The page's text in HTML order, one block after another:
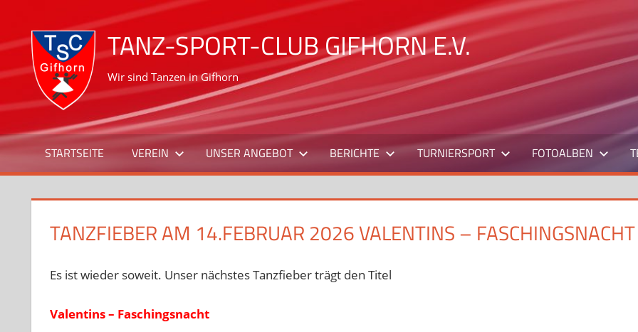
springen
TANZ-SPORT-CLUB GIFHORN E.V.
Wir sind Tanzen in Gifhorn
STARTSEITE VEREIN UNSER ANGEBOT BERICHTE TURNIERSPORT FOTOALBEN
TANZFIEBER AM 14.FEBRUAR 2026 VALENTINS – FASCHINGSNACHT
Es ist wieder soweit. Unser nächstes Tanzfieber trägt den Titel
Valentins – Faschingsnacht